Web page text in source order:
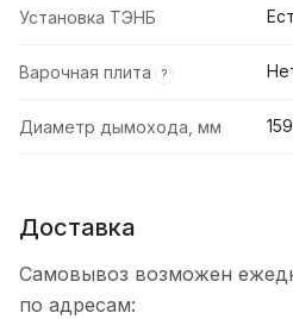
Установка ТЭНБ
Варочная плита ?
Диаметр дымохода, мм 159
Доставка
Самовывоз возможен
по адресам: